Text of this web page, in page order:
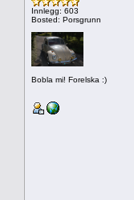
Innlegg: 603
Bosted: Porsgrunn
Bobla mi! Forelska :)